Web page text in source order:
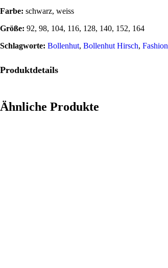
Farbe: schwarz, weiss
Größe: 92, 98, 104, 116, 128, 140, 152, 164
Schlagworte: Bollenhut, Bollenhut Hirsch, Fashion
Produktdetails
Ähnliche Produkte